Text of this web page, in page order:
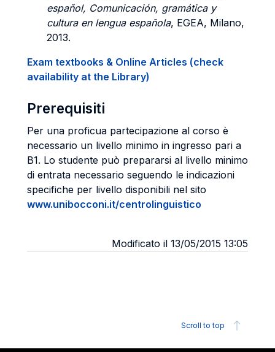
español, Comunicación, gramática y
cultura en lengua española, EGEA, Milano,
2013.
Exam textbooks & Online Articles (check
availability at the Library)
Prerequisiti
Per una proficua partecipazione al corso è
necessario un livello minimo in ingresso pari a
B1. Lo studente può prepararsi al livello minimo
di entrata necessario seguendo le indicazioni
specifiche per livello disponibili nel sito
www.unibocconi.it/centrolinguistico
Modificato il 13/05/2015 13:05
Scroll to top